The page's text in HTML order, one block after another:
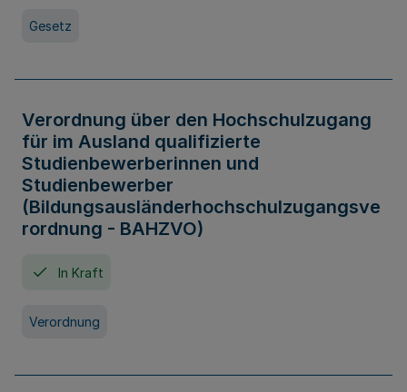
Gesetz
Verordnung über den Hochschulzugang
für im Ausland qualifizierte
Studienbewerberinnen und
Studienbewerber
(Bildungsausländerhochschulzugangsve
rordnung - BAHZVO)
In Kraft
Verordnung